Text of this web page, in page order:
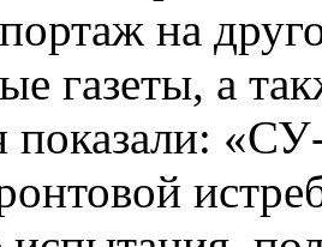
на
газеты, а
показали: